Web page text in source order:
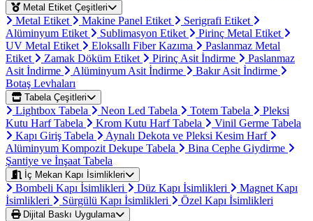
Metal Etiket Çeşitleri
Metal Etiket Makine Panel Etiket
Serigrafi Etiket
Alüminyum Etiket
Sublimasyon Etiket
Pirinç Metal Etiket
UV Metal Etiket
Eloksallı Fiber Kazıma
Paslanmaz Metal
Etiket
Zamak Döküm Etiket Pirinç Asit İndirme
Paslanmaz
Asit İndirme
Alüminyum Asit İndirme
Bakır Asit İndirme
Botaş Levhaları
Tabela Çeşitleri
Lightbox Tabela Neon Led Tabela Totem Tabela
Pleksi
Kutu Harf Tabela
Krom Kutu Harf Tabela
Vinil Germe Tabela
Kapı Giriş Tabela
Aynalı Dekota ve Pleksi Kesim Harf
Alüminyum Kompozit Dekupe Tabela
Bina Cephe Giydirme
Şantiye ve İnşaat Tabela
İç Mekan Kapı İsimlikleri
Bombeli Kapı İsimlikleri Düz Kapı İsimlikleri
Magnet Kapı
İsimlikleri
Sürgülü Kapı İsimlikleri Özel Kapı İsimlikleri
Dijital Baskı Uygulama